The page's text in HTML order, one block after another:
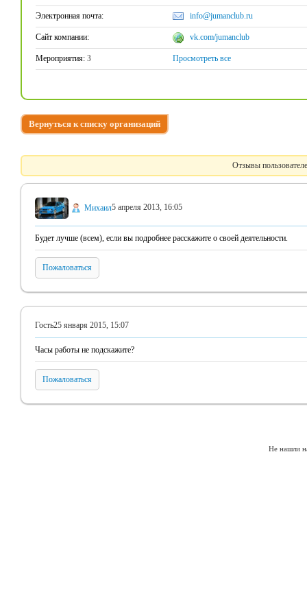
Электронная почта: info@jumanclub.ru
Сайт компании: vk.com/jumanclub
Мероприятия: 3 Просмотреть все
Вернуться к списку организаций
Отзывы
Михаил5 апреля 2013, 16:05
Будет лучше (всем), если вы подробнее расскажите о своей деятельности.
Пожаловаться
Гость25 января 2015, 15:07
Часы работы не подскажите?
Пожаловаться
Не нашли